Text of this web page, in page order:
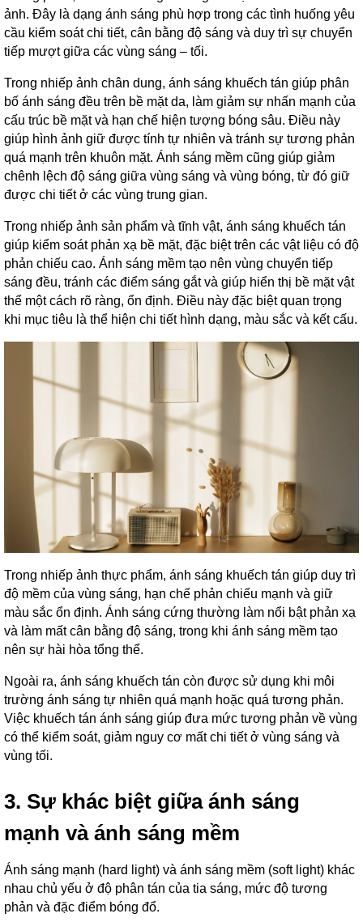
ảnh. Đây là dạng ánh sáng phù hợp trong các tình huống yêu
cầu kiểm soát chi tiết, cân bằng độ sáng và duy trì sự chuyển
tiếp mượt giữa các vùng sáng – tối.
Trong nhiếp ảnh chân dung, ánh sáng khuếch tán giúp phân
bố ánh sáng đều trên bề mặt da, làm giảm sự nhấn mạnh của
cấu trúc bề mặt và hạn chế hiện tượng bóng sâu. Điều này
giúp hình ảnh giữ được tính tự nhiên và tránh sự tương phản
quá mạnh trên khuôn mặt. Ánh sáng mềm cũng giúp giảm
chênh lệch độ sáng giữa vùng sáng và vùng bóng, từ đó giữ
được chi tiết ở các vùng trung gian.
Trong nhiếp ảnh sản phẩm và tĩnh vật, ánh sáng khuếch tán
giúp kiểm soát phản xạ bề mặt, đặc biệt trên các vật liệu có độ
phản chiếu cao. Ánh sáng mềm tạo nên vùng chuyển tiếp
sáng đều, tránh các điểm sáng gắt và giúp hiển thị bề mặt vật
thể một cách rõ ràng, ổn định. Điều này đặc biệt quan trọng
khi mục tiêu là thể hiện chi tiết hình dạng, màu sắc và kết cấu.
Trong nhiếp ảnh thực phẩm, ánh sáng khuếch tán giúp duy trì
độ mềm của vùng sáng, hạn chế phản chiếu mạnh và giữ
màu sắc ổn định. Ánh sáng cứng thường làm nổi bật phản xạ
và làm mất cân bằng độ sáng, trong khi ánh sáng mềm tạo
nên sự hài hòa tổng thể.
Ngoài ra, ánh sáng khuếch tán còn được sử dụng khi môi
trường ánh sáng tự nhiên quá mạnh hoặc quá tương phản.
Việc khuếch tán ánh sáng giúp đưa mức tương phản về vùng
có thể kiểm soát, giảm nguy cơ mất chi tiết ở vùng sáng và
vùng tối.
3. Sự khác biệt giữa ánh sáng
mạnh và ánh sáng mềm
Ánh sáng mạnh (hard light) và ánh sáng mềm (soft light) khác
nhau chủ yếu ở độ phân tán của tia sáng, mức độ tương
phản và đặc điểm bóng đổ.